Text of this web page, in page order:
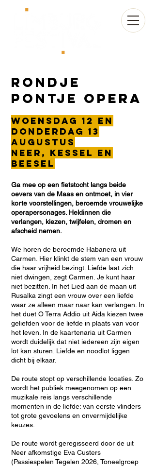
Rondje
Pontje Opera
Woensdag 12 en
donderdag 13
augustus
neer, kessel en
beesel
Ga mee op een fietstocht langs beide
oevers van de Maas en ontmoet, in vier
korte voorstellingen, beroemde vrouwelijke
operapersonages. Heldinnen die
verlangen, kiezen, twijfelen, dromen en
afscheid nemen.
We horen de beroemde Habanera uit
Carmen. Hier klinkt de stem van een vrouw
die haar vrijheid bezingt. Liefde laat zich
niet dwingen, zegt Carmen. Je kunt haar
niet bezitten. In het Lied aan de maan uit
Rusalka zingt een vrouw over een liefde
waar ze alleen maar naar kan verlangen. In
het duet O Terra Addio uit Aida kiezen twee
geliefden voor de liefde in plaats van voor
het leven. In de kaartenaria uit Carmen
wordt duidelijk dat niet iedereen zijn eigen
lot kan sturen. Liefde en noodlot liggen
dicht bij elkaar.
De route stopt op verschillende locaties. Zo
wordt het publiek meegenomen op een
muzikale reis langs verschillende
momenten in de liefde: van eerste vlinders
tot grote gevoelens en onvermijdelijke
keuzes.
De route wordt geregisseerd door de uit
Neer afkomstige Eva Custers
(Passiespelen Tegelen 2026, Toneelgroep